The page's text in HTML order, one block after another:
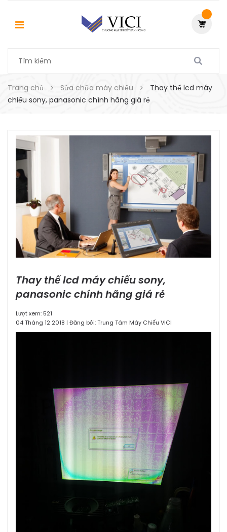
Trang chủ Sửa chữa máy chiếu
Thay thế lcd máy
chiếu sony, panasonic chính hãng giá rẻ
Thay thế lcd máy chiếu sony,
panasonic chính hãng giá rẻ
Lượt xem: 521
04 Tháng 12 2018 | Đăng bởi: Trung Tâm Máy Chiếu VICI